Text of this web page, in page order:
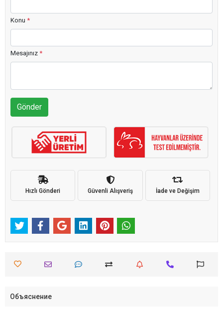
Konu *
Mesajınız *
Gönder
Hızlı Gönderi Güvenli Alışveriş İade ve Değişim
Объяснение